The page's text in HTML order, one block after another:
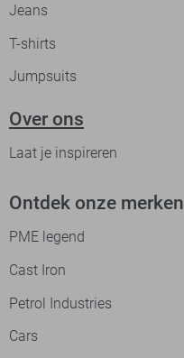
Jeans
T-shirts
Jumpsuits
Over ons
Laat je inspireren
Ontdek onze merken
PME legend
Cast Iron
Petrol Industries
Cars